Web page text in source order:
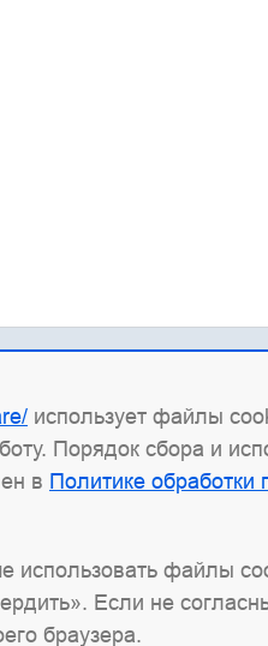
использует файлы
Порядок сбора и
в Политике обработки
использовать файлы
Если не
браузера.
ОГРН:
"Веб-Сервер") —